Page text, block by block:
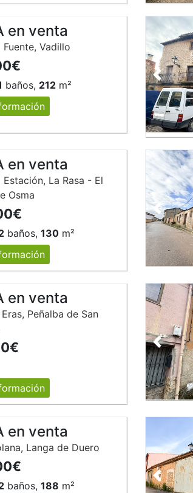
en venta
Fuente, Vadillo
baños, 212 m²
Anterior
en venta
Estación, La Rasa - El
Osma
baños,130 m²
Anterior
en venta
Peñalba de San
Anterior
en venta
Langa de Duero
baños,188 m²
Anterior